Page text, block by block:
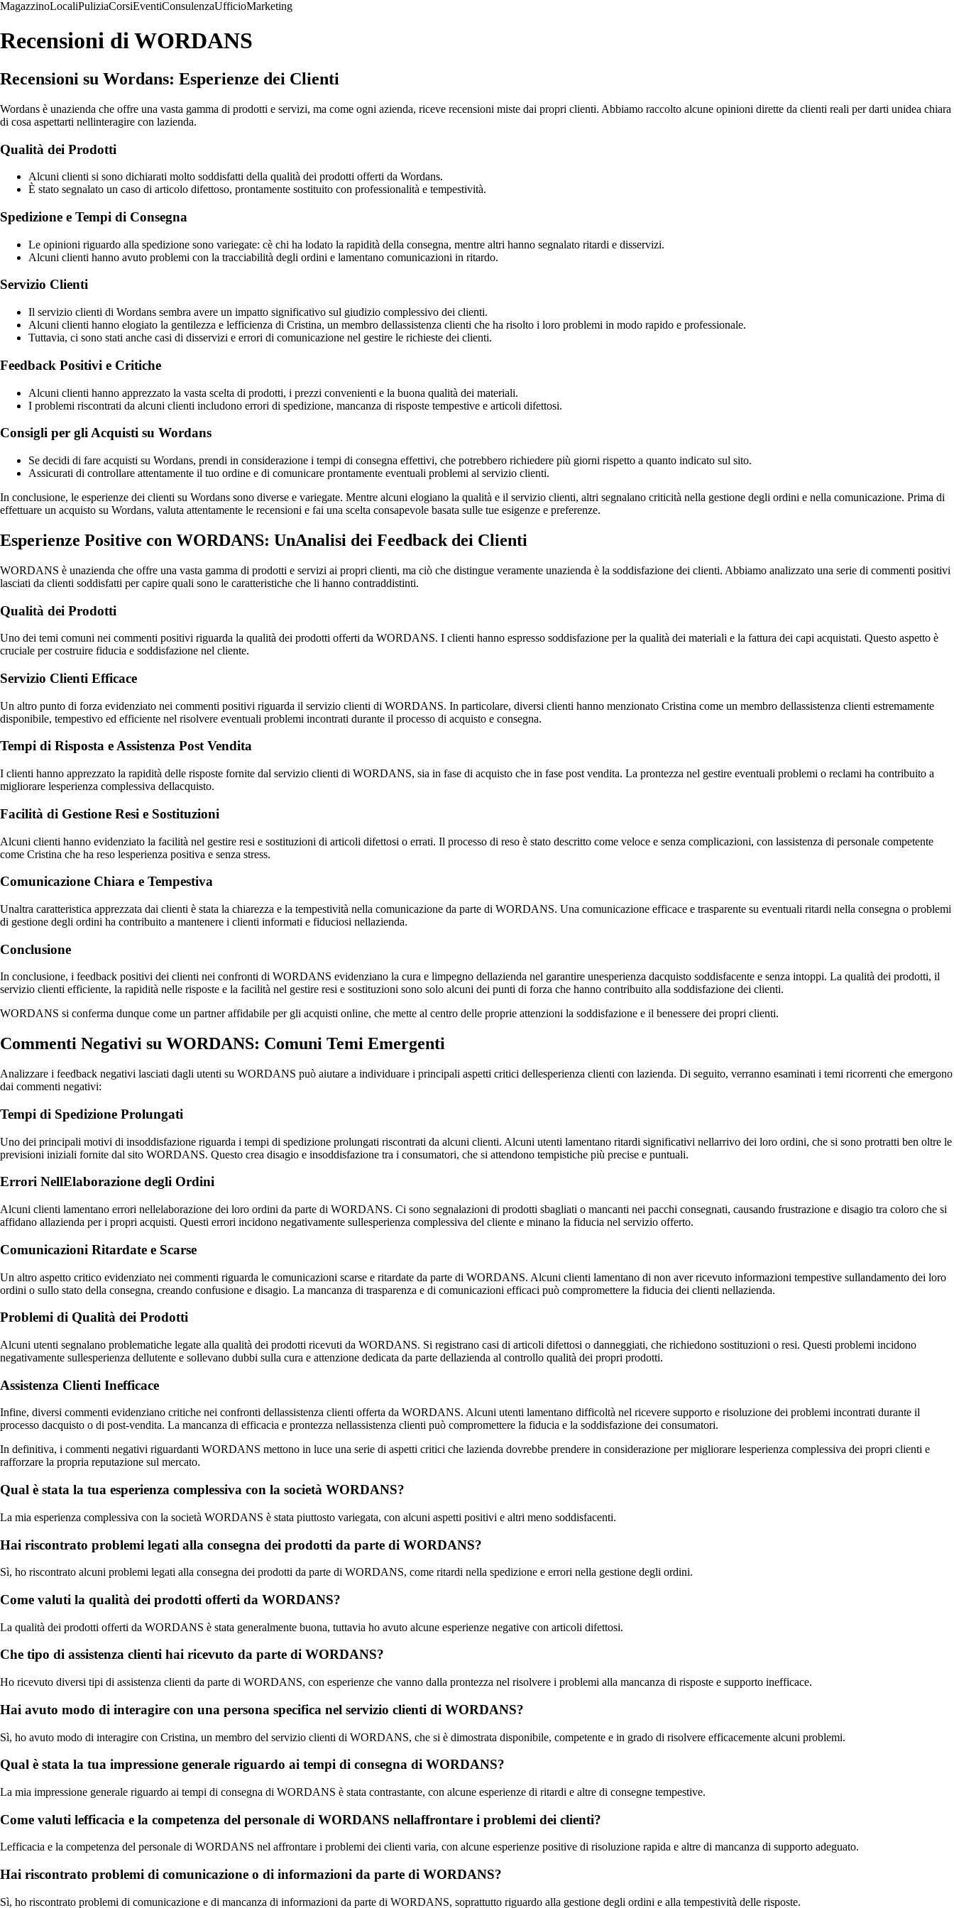
MagazzinoLocaliPuliziaCorsiEventiConsulenzaUfficioMarketing
Recensioni di WORDANS
Recensioni su Wordans: Esperienze dei Clienti
Wordans è unazienda che offre una vasta gamma di prodotti e servizi, ma come ogni azienda, riceve recensioni miste dai propri clienti. Abbiamo raccolto alcune opinioni dirette da clienti reali per darti unidea chiara
di cosa aspettarti nellinteragire con lazienda.
Qualità dei Prodotti
Alcuni clienti si sono dichiarati molto soddisfatti della qualità dei prodotti offerti da Wordans.
È stato segnalato un caso di articolo difettoso, prontamente sostituito con professionalità e tempestività.
Spedizione e Tempi di Consegna
Le opinioni riguardo alla spedizione sono variegate: cè chi ha lodato la rapidità della consegna, mentre altri hanno segnalato ritardi e disservizi.
Alcuni clienti hanno avuto problemi con la tracciabilità degli ordini e lamentano comunicazioni in ritardo.
Servizio Clienti
Il servizio clienti di Wordans sembra avere un impatto significativo sul giudizio complessivo dei clienti.
Alcuni clienti hanno elogiato la gentilezza e lefficienza di Cristina, un membro dellassistenza clienti che ha risolto i loro problemi in modo rapido e professionale.
Tuttavia, ci sono stati anche casi di disservizi e errori di comunicazione nel gestire le richieste dei clienti.
Feedback Positivi e Critiche
Alcuni clienti hanno apprezzato la vasta scelta di prodotti, i prezzi convenienti e la buona qualità dei materiali.
I problemi riscontrati da alcuni clienti includono errori di spedizione, mancanza di risposte tempestive e articoli difettosi.
Consigli per gli Acquisti su Wordans
Se decidi di fare acquisti su Wordans, prendi in considerazione i tempi di consegna effettivi, che potrebbero richiedere più giorni rispetto a quanto indicato sul sito.
Assicurati di controllare attentamente il tuo ordine e di comunicare prontamente eventuali problemi al servizio clienti.
In conclusione, le esperienze dei clienti su Wordans sono diverse e variegate. Mentre alcuni elogiano la qualità e il servizio clienti, altri segnalano criticità nella gestione degli ordini e nella comunicazione. Prima di
effettuare un acquisto su Wordans, valuta attentamente le recensioni e fai una scelta consapevole basata sulle tue esigenze e preferenze.
Esperienze Positive con WORDANS: UnAnalisi dei Feedback dei Clienti
WORDANS è unazienda che offre una vasta gamma di prodotti e servizi ai propri clienti, ma ciò che distingue veramente unazienda è la soddisfazione dei clienti. Abbiamo analizzato una serie di commenti positivi
lasciati da clienti soddisfatti per capire quali sono le caratteristiche che li hanno contraddistinti.
Qualità dei Prodotti
Uno dei temi comuni nei commenti positivi riguarda la qualità dei prodotti offerti da WORDANS. I clienti hanno espresso soddisfazione per la qualità dei materiali e la fattura dei capi acquistati. Questo aspetto è
cruciale per costruire fiducia e soddisfazione nel cliente.
Servizio Clienti Efficace
Un altro punto di forza evidenziato nei commenti positivi riguarda il servizio clienti di WORDANS. In particolare, diversi clienti hanno menzionato Cristina come un membro dellassistenza clienti estremamente
disponibile, tempestivo ed efficiente nel risolvere eventuali problemi incontrati durante il processo di acquisto e consegna.
Tempi di Risposta e Assistenza Post Vendita
I clienti hanno apprezzato la rapidità delle risposte fornite dal servizio clienti di WORDANS, sia in fase di acquisto che in fase post vendita. La prontezza nel gestire eventuali problemi o reclami ha contribuito a
migliorare lesperienza complessiva dellacquisto.
Facilità di Gestione Resi e Sostituzioni
Alcuni clienti hanno evidenziato la facilità nel gestire resi e sostituzioni di articoli difettosi o errati. Il processo di reso è stato descritto come veloce e senza complicazioni, con lassistenza di personale competente
come Cristina che ha reso lesperienza positiva e senza stress.
Comunicazione Chiara e Tempestiva
Unaltra caratteristica apprezzata dai clienti è stata la chiarezza e la tempestività nella comunicazione da parte di WORDANS. Una comunicazione efficace e trasparente su eventuali ritardi nella consegna o problemi
di gestione degli ordini ha contribuito a mantenere i clienti informati e fiduciosi nellazienda.
Conclusione
In conclusione, i feedback positivi dei clienti nei confronti di WORDANS evidenziano la cura e limpegno dellazienda nel garantire unesperienza dacquisto soddisfacente e senza intoppi. La qualità dei prodotti, il
servizio clienti efficiente, la rapidità nelle risposte e la facilità nel gestire resi e sostituzioni sono solo alcuni dei punti di forza che hanno contribuito alla soddisfazione dei clienti.
WORDANS si conferma dunque come un partner affidabile per gli acquisti online, che mette al centro delle proprie attenzioni la soddisfazione e il benessere dei propri clienti.
Commenti Negativi su WORDANS: Comuni Temi Emergenti
Analizzare i feedback negativi lasciati dagli utenti su WORDANS può aiutare a individuare i principali aspetti critici dellesperienza clienti con lazienda. Di seguito, verranno esaminati i temi ricorrenti che emergono
dai commenti negativi:
Tempi di Spedizione Prolungati
Uno dei principali motivi di insoddisfazione riguarda i tempi di spedizione prolungati riscontrati da alcuni clienti. Alcuni utenti lamentano ritardi significativi nellarrivo dei loro ordini, che si sono protratti ben oltre le
previsioni iniziali fornite dal sito WORDANS. Questo crea disagio e insoddisfazione tra i consumatori, che si attendono tempistiche più precise e puntuali.
Errori NellElaborazione degli Ordini
Alcuni clienti lamentano errori nellelaborazione dei loro ordini da parte di WORDANS. Ci sono segnalazioni di prodotti sbagliati o mancanti nei pacchi consegnati, causando frustrazione e disagio tra coloro che si
affidano allazienda per i propri acquisti. Questi errori incidono negativamente sullesperienza complessiva del cliente e minano la fiducia nel servizio offerto.
Comunicazioni Ritardate e Scarse
Un altro aspetto critico evidenziato nei commenti riguarda le comunicazioni scarse e ritardate da parte di WORDANS. Alcuni clienti lamentano di non aver ricevuto informazioni tempestive sullandamento dei loro
ordini o sullo stato della consegna, creando confusione e disagio. La mancanza di trasparenza e di comunicazioni efficaci può compromettere la fiducia dei clienti nellazienda.
Problemi di Qualità dei Prodotti
Alcuni utenti segnalano problematiche legate alla qualità dei prodotti ricevuti da WORDANS. Si registrano casi di articoli difettosi o danneggiati, che richiedono sostituzioni o resi. Questi problemi incidono
negativamente sullesperienza dellutente e sollevano dubbi sulla cura e attenzione dedicata da parte dellazienda al controllo qualità dei propri prodotti.
Assistenza Clienti Inefficace
Infine, diversi commenti evidenziano critiche nei confronti dellassistenza clienti offerta da WORDANS. Alcuni utenti lamentano difficoltà nel ricevere supporto e risoluzione dei problemi incontrati durante il
processo dacquisto o di post-vendita. La mancanza di efficacia e prontezza nellassistenza clienti può compromettere la fiducia e la soddisfazione dei consumatori.
In definitiva, i commenti negativi riguardanti WORDANS mettono in luce una serie di aspetti critici che lazienda dovrebbe prendere in considerazione per migliorare lesperienza complessiva dei propri clienti e
rafforzare la propria reputazione sul mercato.
Qual è stata la tua esperienza complessiva con la società WORDANS?
La mia esperienza complessiva con la società WORDANS è stata piuttosto variegata, con alcuni aspetti positivi e altri meno soddisfacenti.
Hai riscontrato problemi legati alla consegna dei prodotti da parte di WORDANS?
Sì, ho riscontrato alcuni problemi legati alla consegna dei prodotti da parte di WORDANS, come ritardi nella spedizione e errori nella gestione degli ordini.
Come valuti la qualità dei prodotti offerti da WORDANS?
La qualità dei prodotti offerti da WORDANS è stata generalmente buona, tuttavia ho avuto alcune esperienze negative con articoli difettosi.
Che tipo di assistenza clienti hai ricevuto da parte di WORDANS?
Ho ricevuto diversi tipi di assistenza clienti da parte di WORDANS, con esperienze che vanno dalla prontezza nel risolvere i problemi alla mancanza di risposte e supporto inefficace.
Hai avuto modo di interagire con una persona specifica nel servizio clienti di WORDANS?
Sì, ho avuto modo di interagire con Cristina, un membro del servizio clienti di WORDANS, che si è dimostrata disponibile, competente e in grado di risolvere efficacemente alcuni problemi.
Qual è stata la tua impressione generale riguardo ai tempi di consegna di WORDANS?
La mia impressione generale riguardo ai tempi di consegna di WORDANS è stata contrastante, con alcune esperienze di ritardi e altre di consegne tempestive.
Come valuti lefficacia e la competenza del personale di WORDANS nellaffrontare i problemi dei clienti?
Lefficacia e la competenza del personale di WORDANS nel affrontare i problemi dei clienti varia, con alcune esperienze positive di risoluzione rapida e altre di mancanza di supporto adeguato.
Hai riscontrato problemi di comunicazione o di informazioni da parte di WORDANS?
Sì, ho riscontrato problemi di comunicazione e di mancanza di informazioni da parte di WORDANS, soprattutto riguardo alla gestione degli ordini e alla tempestività delle risposte.